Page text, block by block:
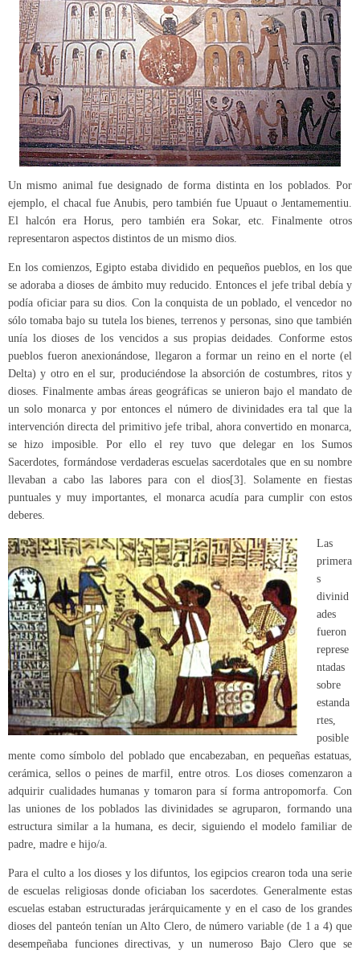
Un mismo animal fue designado de forma distinta en los poblados. Por
ejemplo, el chacal fue Anubis, pero también fue Upuaut o Jentamementiu.
El halcón era Horus, pero también era Sokar, etc. Finalmente otros
representaron aspectos distintos de un mismo dios.
En los comienzos, Egipto estaba dividido en pequeños pueblos, en los que
se adoraba a dioses de ámbito muy reducido. Entonces el jefe tribal debía y
podía oficiar para su dios. Con la conquista de un poblado, el vencedor no
sólo tomaba bajo su tutela los bienes, terrenos y personas, sino que también
unía los dioses de los vencidos a sus propias deidades. Conforme estos
pueblos fueron anexionándose, llegaron a formar un reino en el norte (el
Delta) y otro en el sur, produciéndose la absorción de costumbres, ritos y
dioses. Finalmente ambas áreas geográficas se unieron bajo el mandato de
un solo monarca y por entonces el número de divinidades era tal que la
intervención directa del primitivo jefe tribal, ahora convertido en monarca,
se hizo imposible. Por ello el rey tuvo que delegar en los Sumos
Sacerdotes, formándose verdaderas escuelas sacerdotales que en su nombre
llevaban a cabo las labores para con el dios[3] . Solamente en fiestas
puntuales y muy importantes, el monarca acudía para cumplir con estos
deberes.
Las
primera
s
divinid
ades
fueron
represe
ntadas
sobre
estanda
rtes,
posible
mente como símbolo del poblado que encabezaban, en pequeñas estatuas,
cerámica, sellos o peines de marfil, entre otros. Los dioses comenzaron a
adquirir cualidades humanas y tomaron para sí forma antropomorfa. Con
las uniones de los poblados las divinidades se agruparon, formando una
estructura similar a la humana, es decir, siguiendo el modelo familiar de
padre, madre e hijo/a.
Para el culto a los dioses y los difuntos, los egipcios crearon toda una serie
de escuelas religiosas donde oficiaban los sacerdotes. Generalmente estas
escuelas estaban estructuradas jerárquicamente y en el caso de los grandes
dioses del panteón tenían un Alto Clero, de número variable (de 1 a 4) que
desempeñaba funciones directivas, y un numeroso Bajo Clero que se